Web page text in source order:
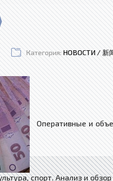
Категория:НОВОСТИ / 新
Оперативные и
спорт. Анализ и